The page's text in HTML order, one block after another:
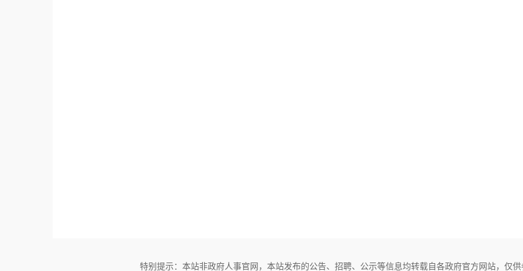
特别提示：本站非政府人事官网，本站发布的公告、招聘、公示等信息均转载自各政府官方网站，仅供